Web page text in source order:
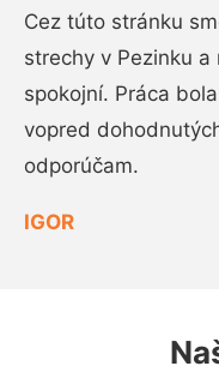
Cez túto stránku
strechy v Pezinku
spokojní. Práca
vopred
odporúčam.
IGOR